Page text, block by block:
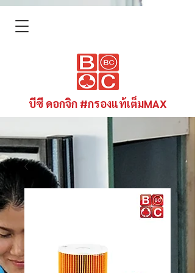
บีซี ดอกจิก #กรองแท้เต็มMAX